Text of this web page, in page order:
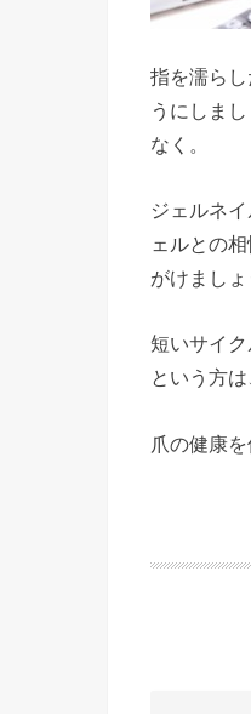
指を濡ら
うにしま
なく。
ジェルネ
ェルとの
がけましょ
短いサイ
という方
爪の健康